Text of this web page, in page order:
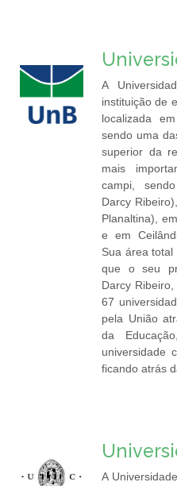
A
instituição de
localizada
sendo uma
superior da
mais
campi,
Darcy
Planaltina),
e em
Sua área
que o seu
Darcy
67
pela União
da
universidade
ficando atrás
A